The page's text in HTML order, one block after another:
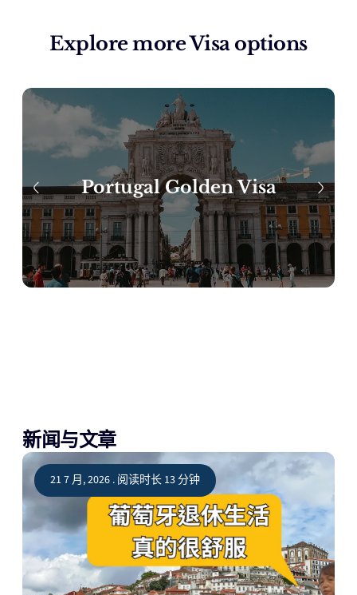
Explore more Visa options
Portugal Golden Visa
新闻与文章
21 7 月, 2026 . 阅读时长 13 分钟